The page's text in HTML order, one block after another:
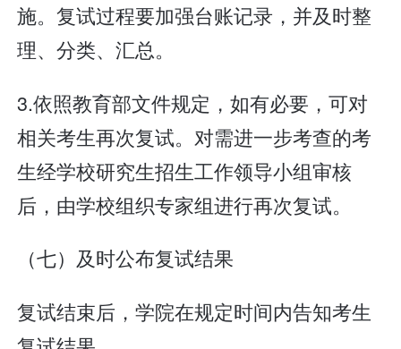
施。复试过程要加强台账记录，并及时整
理、分类、汇总。
3.依照教育部文件规定，如有必要，可对
相关考生再次复试。对需进一步考查的考
生经学校研究生招生工作领导小组审核
后，由学校组织专家组进行再次复试。
（七）及时公布复试结果
复试结束后，学院在规定时间内告知考生